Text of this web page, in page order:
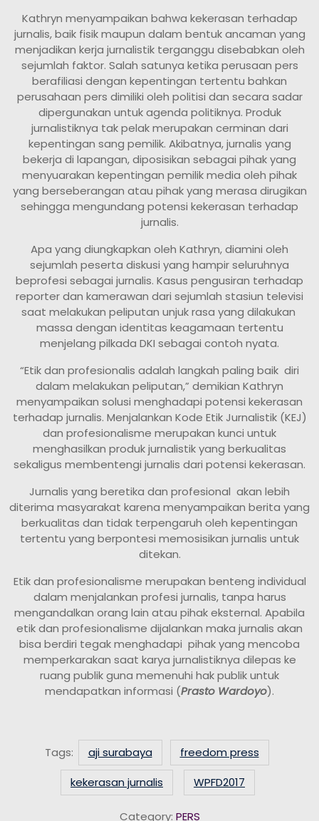
Kathryn menyampaikan bahwa kekerasan terhadap
jurnalis, baik fisik maupun dalam bentuk ancaman yang
menjadikan kerja jurnalistik terganggu disebabkan oleh
sejumlah faktor. Salah satunya ketika perusaan pers
berafiliasi dengan kepentingan tertentu bahkan
perusahaan pers dimiliki oleh politisi dan secara sadar
dipergunakan untuk agenda politiknya. Produk
jurnalistiknya tak pelak merupakan cerminan dari
kepentingan sang pemilik. Akibatnya, jurnalis yang
bekerja di lapangan, diposisikan sebagai pihak yang
menyuarakan kepentingan pemilik media oleh pihak
yang berseberangan atau pihak yang merasa dirugikan
sehingga mengundang potensi kekerasan terhadap
jurnalis.
Apa yang diungkapkan oleh Kathryn, diamini oleh
sejumlah peserta diskusi yang hampir seluruhnya
beprofesi sebagai jurnalis. Kasus pengusiran terhadap
reporter dan kamerawan dari sejumlah stasiun televisi
saat melakukan peliputan unjuk rasa yang dilakukan
massa dengan identitas keagamaan tertentu
menjelang pilkada DKI sebagai contoh nyata.
“Etik dan profesionalis adalah langkah paling baik diri
dalam melakukan peliputan,” demikian Kathryn
menyampaikan solusi menghadapi potensi kekerasan
terhadap jurnalis. Menjalankan Kode Etik Jurnalistik (KEJ)
dan profesionalisme merupakan kunci untuk
menghasilkan produk jurnalistik yang berkualitas
sekaligus membentengi jurnalis dari potensi kekerasan.
Jurnalis yang beretika dan profesional akan lebih
diterima masyarakat karena menyampaikan berita yang
berkualitas dan tidak terpengaruh oleh kepentingan
tertentu yang berpontesi memosisikan jurnalis untuk
ditekan.
Etik dan profesionalisme merupakan benteng individual
dalam menjalankan profesi jurnalis, tanpa harus
mengandalkan orang lain atau pihak eksternal. Apabila
etik dan profesionalisme dijalankan maka jurnalis akan
bisa berdiri tegak menghadapi pihak yang mencoba
memperkarakan saat karya jurnalistiknya dilepas ke
ruang publik guna memenuhi hak publik untuk
mendapatkan informasi (Prasto Wardoyo).
Tags: aji surabaya
freedom press
kekerasan jurnalis
WPFD2017
Category: PERS